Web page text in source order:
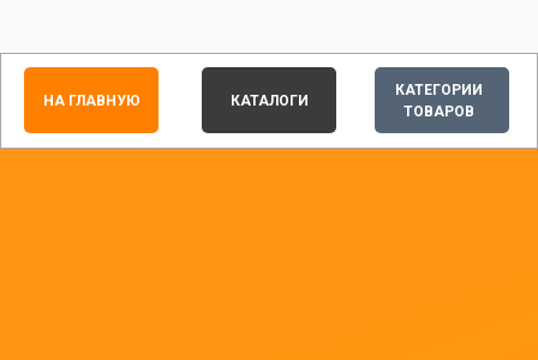
КАТЕГОРИИ
ТОВАРОВ
НА ГЛАВНУЮ КАТАЛОГИ